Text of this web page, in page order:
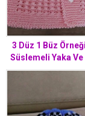
3 Düz 1 Büz
Süslemeli Yaka
Olmayan Kolay